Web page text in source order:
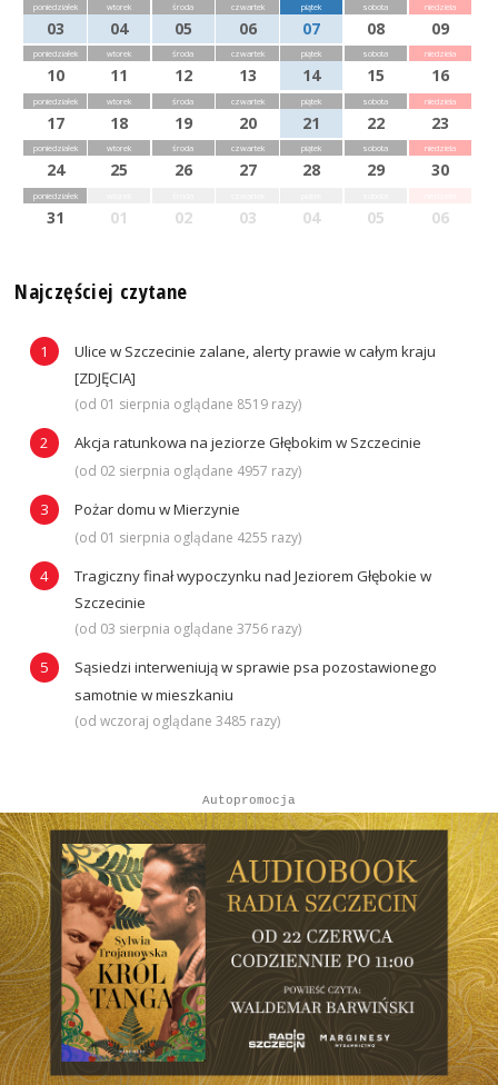
poniedziałek
03
wtorek
04
środa
05
czwartek
06
piątek
07
sobota
08
niedziela
09
poniedziałek
10
wtorek
11
środa
12
czwartek
13
piątek
14
sobota
15
niedziela
16
poniedziałek
17
wtorek
18
środa
19
czwartek
20
piątek
21
sobota
22
niedziela
23
poniedziałek
24
wtorek
25
środa
26
czwartek
27
piątek
28
sobota
29
niedziela
30
poniedziałek
31 01 02 03 04 05 06
Najczęściej czytane
Ulice w Szczecinie zalane, alerty prawie w całym kraju
[ZDJĘCIA]
(od 01 sierpnia oglądane 8519 razy)
Akcja ratunkowa na jeziorze Głębokim w Szczecinie
(od 02 sierpnia oglądane 4957 razy)
Pożar domu w Mierzynie
(od 01 sierpnia oglądane 4255 razy)
Tragiczny finał wypoczynku nad Jeziorem Głębokie w
Szczecinie
(od 03 sierpnia oglądane 3756 razy)
Sąsiedzi interweniują w sprawie psa pozostawionego
samotnie w mieszkaniu
(od wczoraj oglądane 3485 razy)
Autopromocja